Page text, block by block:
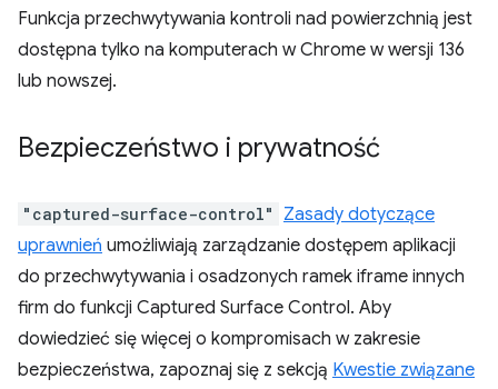
Funkcja przechwytywania kontroli nad powierzchnią jest
dostępna tylko na komputerach w Chrome w wersji 136
lub nowszej.
Bezpieczeństwo i prywatność
"captured-surface-control"
Zasady dotyczące
uprawnień umożliwiają zarządzanie dostępem aplikacji
do przechwytywania i osadzonych ramek iframe innych
firm do funkcji Captured Surface Control. Aby
dowiedzieć się więcej o kompromisach w zakresie
bezpieczeństwa, zapoznaj się z sekcją Kwestie związane